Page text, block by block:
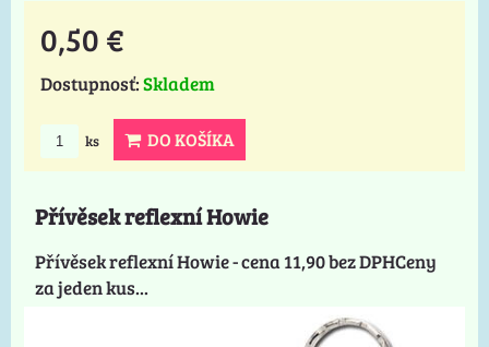
0,50 €
Dostupnosť:Skladem
ks DO KOŠÍKA
Přívěsek reflexní Howie
Přívěsek reflexní Howie - cena 11,90 bez DPHCeny
za jeden kus...